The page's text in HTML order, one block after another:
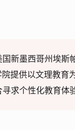
新墨西哥州埃斯
提供以文理教育
求个性化教育体